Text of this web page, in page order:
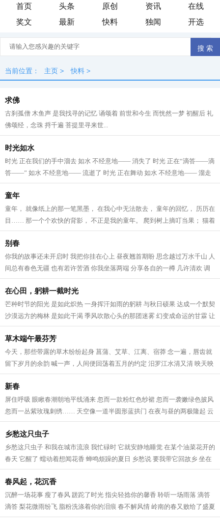
首页 头条 原创 资讯
在线
奖文
最新 快料 独闻 开选
当前位置： 主页 > 快料 >
求佛
古刹孤僧 木鱼声 是我找寻的记忆 诵颂着 前世和今生 而恍然一梦 初醒后 礼
佛颂经，念珠 捋千遍 菩提里寻来世...
时光如水
时光 正在我们的手中溜去 如水 不经意地—— 消失了 时光 正在“滴答——滴
答——” 如水 不经意地—— 流逝了 时光 正在舞动 如水 不经意地—— 溜走
了 时光 无影无踪 如水 消逝极...
童年
童年， 就像纸上的那一笔黑墨， 在我心中无法散去， 童年的回忆， 历历在
目…… 那一个个欢快的背影， 不正是我的童年。 爬到树上摘叮当果； 猫着
腰在小河里捉鱼； 在金黄的麦田...
别春
你我的故事还未开启时 我把你挂在心上 昼夜翘首期盼 思念越过万水千山 人
间总有春色无疆 也有若许苦酒 你我坐落两端 分享各自的一樽 几许清欢 调
和着你我 春风一再吹上头 我们在...
在心田，躬耕一截时光
芒种时节的阳光 是如此炽热 一身挥汗如雨的躬耕 与秋日硕果 达成一个默契
沙漠远方的梅林 是如此干渴 季风吹散心头的那团迷雾 幻变成命运的甘霖 让
人生得到浇灌 日历纸片的翻转...
草木端午最芬芳
今天，那些带露的草木纷纷起身 菖蒲、艾草、江离、宿莽 念一遍，唇齿就
留下岁月的余韵 喊一声，人间便回荡着五月的约定 汨罗江水清又清 映天映
地映古映今 清风明月里放歌 渔父的...
新春
屏住呼吸 眼瞅春潮朝地平线涌来 忽而一款粉红色纱裙 忽而一袭嫩绿色披风
忽而一丛紫玫瑰刺绣…… 天空像一道半圆形蓝拱门 在夜与昼的两极隆起 云
朵衔着光线，白兰鸽般穿梭 胡同...
乡愁这只虫子
乡愁这只虫子 和我在城市流浪 我忙碌时 它就安静地睡觉 在某个油菜花开的
春天 它醒了 蠕动着想闻花香 蝉鸣烦躁的夏日 乡愁说 要我带它回故乡 坐在
吊脚楼前听雨 微凉的秋夜 我为虫...
春风起，花沉香
沉醉一场花事 瘦了春风 蹉跎了时光 指尖轻捻你的馨香 聆听一场雨落 滴答
滴答 梨花微雨纷飞 脂粉洗涤着你的泪痕 春不解风情 岭南的春又败给了盛夏
梨花不语 傲立于北国之春 风乍起...